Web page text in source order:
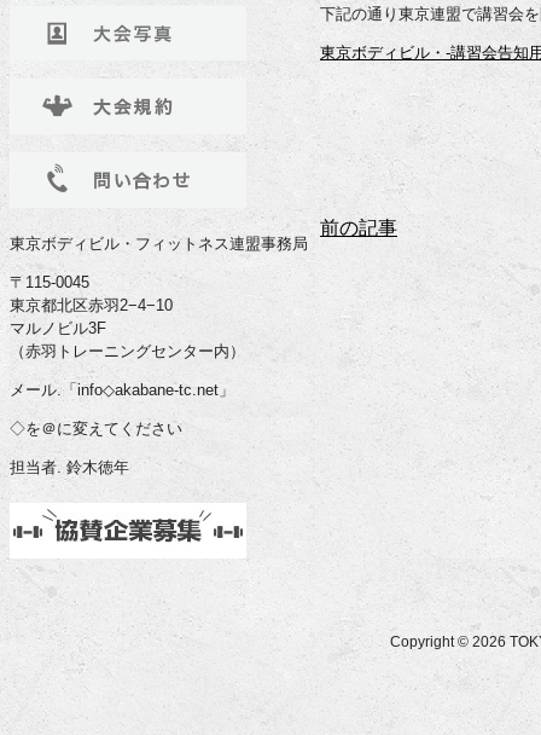
東京ボディビル・フィットネス連盟事務局
〒115-0045
東京都北区赤羽2−4−10
マルノビル3F
（赤羽トレーニングセンター内）
メール.「info◇akabane-tc.net」
◇を＠に変えてください
担当者. 鈴木徳年
下記の通り東京連盟で講習会
東京ボディビル・-講習会告知
前の記事
Copyright © 2026